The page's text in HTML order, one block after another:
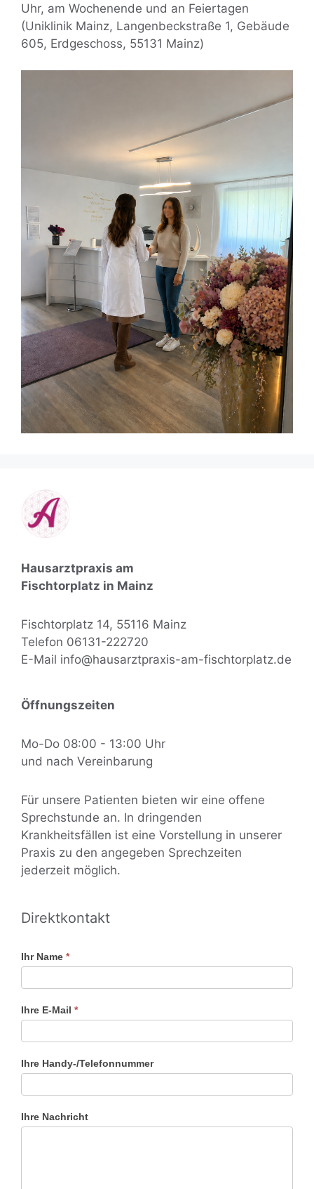
Uhr, am Wochenende und an Feiertagen
(Uniklinik Mainz, Langenbeckstraße 1, Gebäude
605, Erdgeschoss, 55131 Mainz)
Hausarztpraxis am
Fischtorplatz in Mainz
Fischtorplatz 14, 55116 Mainz
Telefon 06131-222720
E-Mail info@hausarztpraxis-am-fischtorplatz.de
Öffnungszeiten
Mo-Do 08:00 - 13:00 Uhr
und nach Vereinbarung
Für unsere Patienten bieten wir eine offene
Sprechstunde an. In dringenden
Krankheitsfällen ist eine Vorstellung in unserer
Praxis zu den angegeben Sprechzeiten
jederzeit möglich.
Direktkontakt
Schnellkontakt
Ihr Name *
Ihre E-Mail *
Ihre Handy-/Telefonnummer
Ihre Nachricht